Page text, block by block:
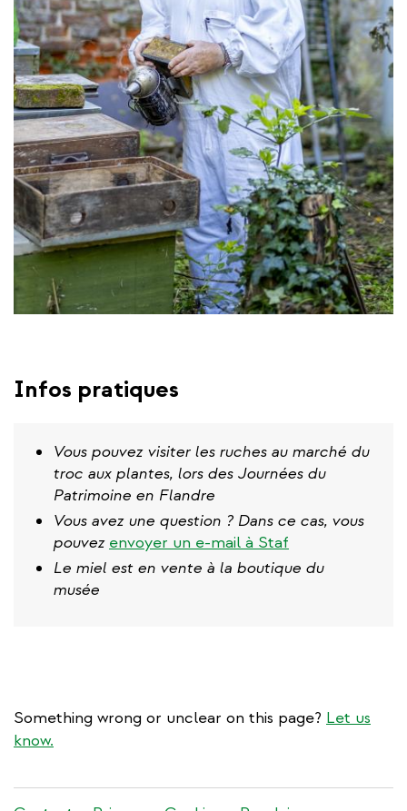
Infos pratiques
Vous pouvez visiter les ruches au marché du
troc aux plantes, lors des Journées du
Patrimoine en Flandre
Vous avez une question ? Dans ce cas, vous
pouvez envoyer un e-mail à Staf
Le miel est en vente à la boutique du
musée
Something wrong or unclear on this page? Let us
know.